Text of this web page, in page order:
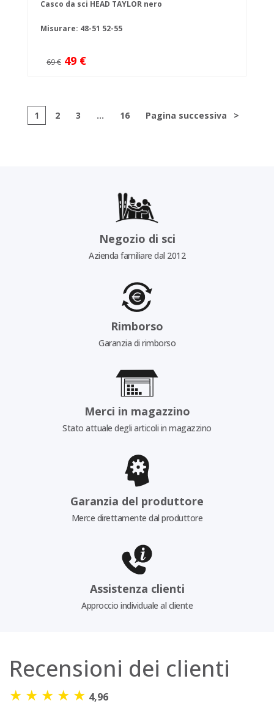
Casco da sci HEAD TAYLOR nero
Misurare: 48-51 52-55
69 € 49 €
1 2 3 ... 16 Pagina successiva >
Negozio di sci
Azienda familiare dal 2012
Rimborso
Garanzia di rimborso
Merci in magazzino
Stato attuale degli articoli in magazzino
Garanzia del produttore
Merce direttamente dal produttore
Assistenza clienti
Approccio individuale al cliente
Recensioni dei clienti
★ ★ ★ ★ ★ 4,96